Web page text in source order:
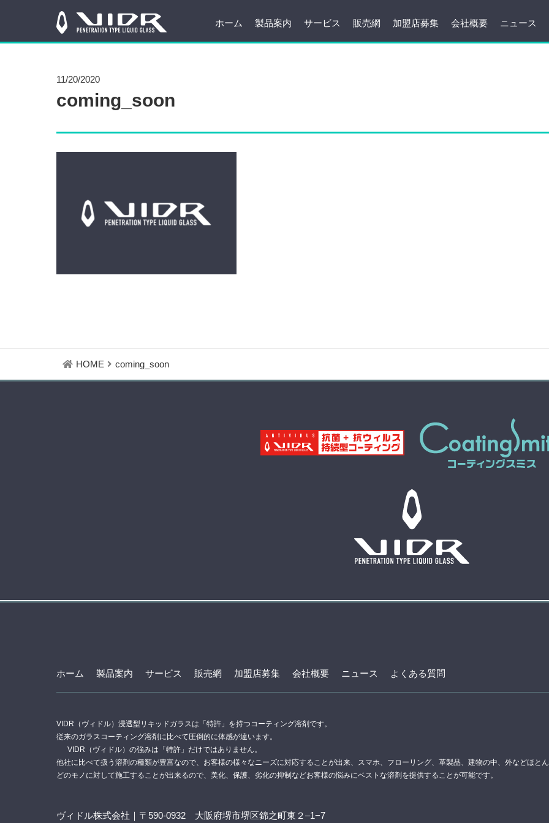
ホーム 製品案内 サービス 販売網 加盟店募集 会社概要 ニュース
11/20/2020
coming_soon
HOME coming_soon
ホーム 製品案内 サービス 販売網 加盟店募集 会社概要 ニュース よくある質問
VIDR（ヴィドル）浸透型リキッドガラスは「特許」を持つコーティング溶剤です。
従来のガラスコーティング溶剤に比べて圧倒的に体感が違います。
VIDR（ヴィドル）の強みは「特許」だけではありません。
他社に比べて扱う溶剤の種類が豊富なので、お客様の様々なニーズに対応することが出来、スマホ、フローリング、革製品、建物の中、外などほとん
どのモノに対して施工することが出来るので、美化、保護、劣化の抑制などお客様の悩みにベストな溶剤を提供することが可能です。
ヴィドル株式会社｜〒590-0932 大阪府堺市堺区錦之町東２–1−7